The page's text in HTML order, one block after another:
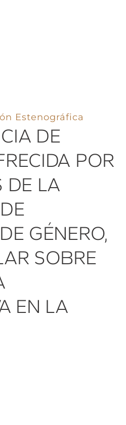
Estenográfica
DE
POR
DE LA
GÉNERO,
SOBRE
EN LA